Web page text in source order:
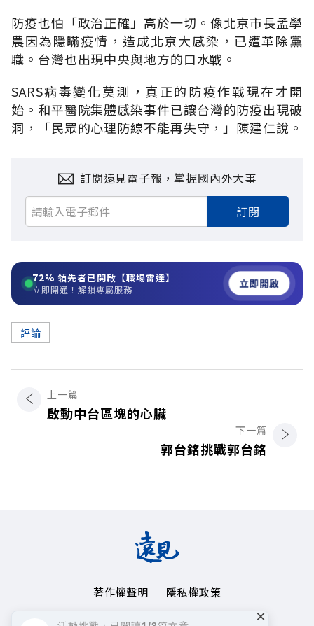
防疫也怕「政治正確」高於一切。像北京市長孟學
農因為隱瞞疫情，造成北京大感染，已遭革除黨
職。台灣也出現中央與地方的口水戰。
SARS病毒變化莫測，真正的防疫作戰現在才開
始。和平醫院集體感染事件已讓台灣的防疫出現破
洞，「民眾的心理防線不能再失守，」陳建仁說。
訂閱遠見電子報，掌握國內外大事
訂閱
72% 領先者已開啟【職場雷達】
立即開通！解鎖專屬服務 立即開啟
評論
上一篇
啟動中台區塊的心臟
下一篇
郭台銘挑戰郭台銘
著作權聲明
隱私權政策
Copyright© 1999~2026
×